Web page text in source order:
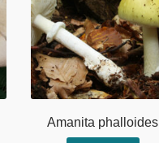
Amanita phalloides